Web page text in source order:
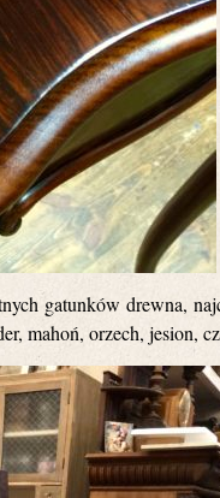
gatunków drewna,
mahoń, orzech, jesion,